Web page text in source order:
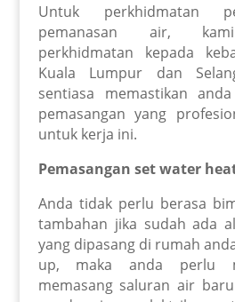
Untuk perkhidmatan
pemanasan air, kami
perkhidmatan kepada
Kuala Lumpur dan
sentiasa memastikan
pemasangan yang
untuk kerja ini.
Pemasangan set water
Anda tidak perlu berasa
tambahan jika sudah ada
yang dipasang di rumah
up, maka anda perlu
memasang saluran air